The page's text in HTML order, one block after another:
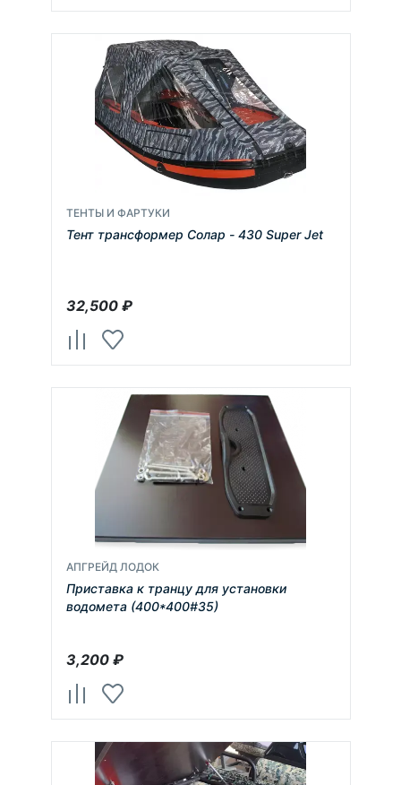
ТЕНТЫ И ФАРТУКИ
Тент трансформер Солар - 430 Super Jet
32,500₽
АПГРЕЙД ЛОДОК
Приставка к транцу для установки
водомета (400*400#35)
3,200₽